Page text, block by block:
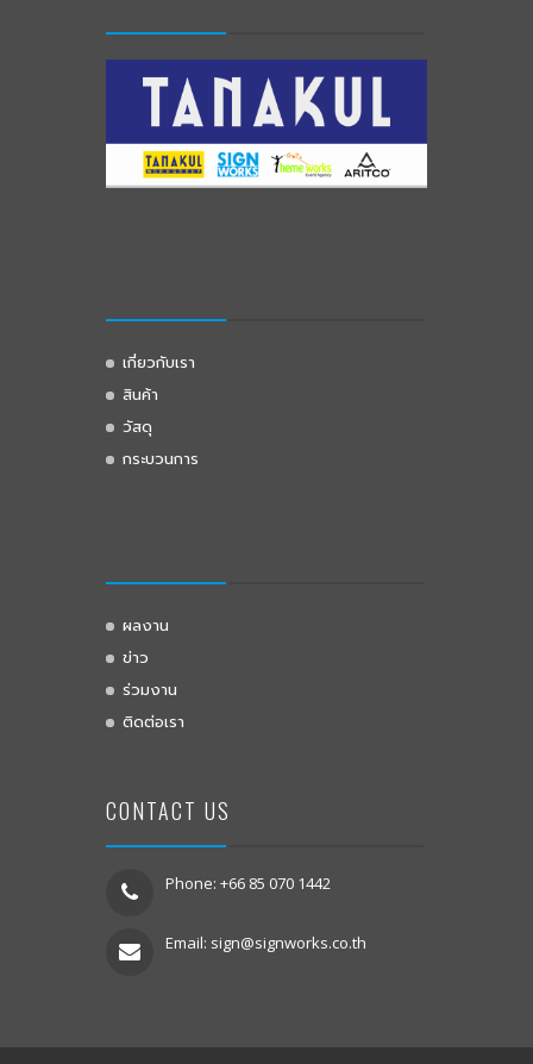
เกี่ยวกับเรา
สินค้า
วัสดุ
กระบวนการ
ผลงาน
ข่าว
ร่วมงาน
ติดต่อเรา
CONTACT US
Phone: +66 85 070 1442
Email: sign@signworks.co.th